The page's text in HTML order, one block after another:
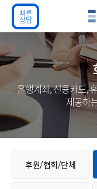
빠 른
상 담
은행계좌, 신용카드,
제공하
후원/협회/단체